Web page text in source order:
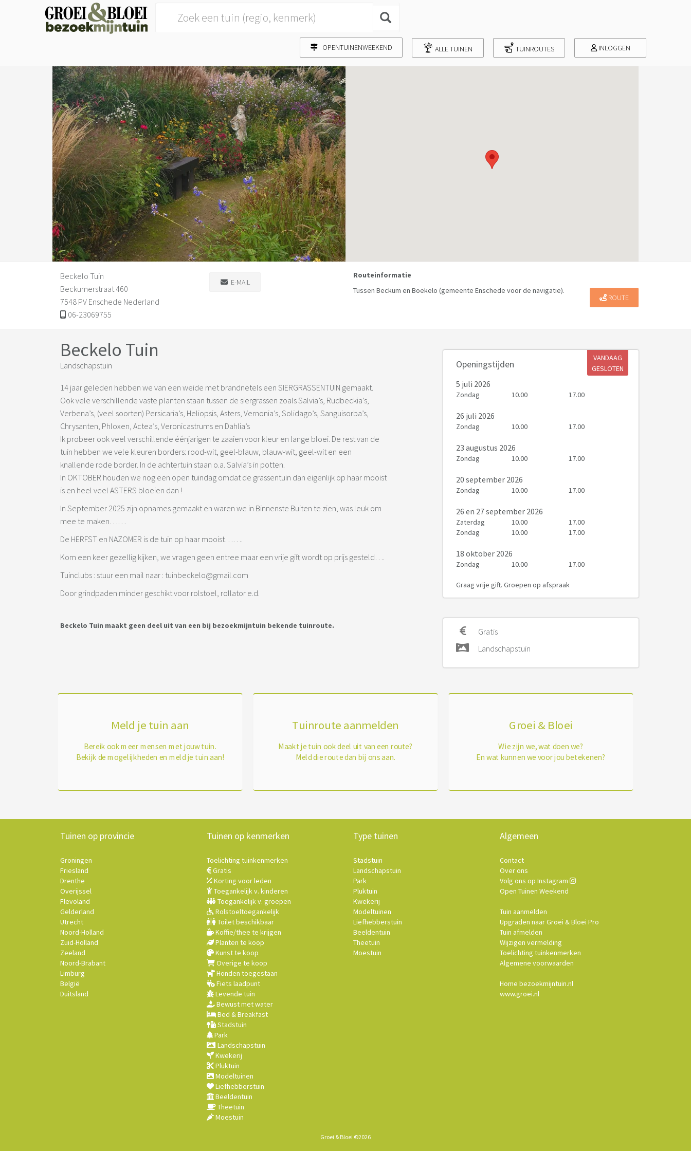
OPENTUINENWEEKEND ALLE TUINEN TUINROUTES INLOGGEN
Beckelo Tuin
Beckumerstraat 460
7548 PV Enschede Nederland
06-23069755
E-MAIL
Routeinformatie
Tussen Beckum en Boekelo (gemeente Enschede voor de navigatie).
ROUTE
Beckelo Tuin
Landschapstuin
14 jaar geleden hebben we van een weide met brandnetels een SIERGRASSENTUIN gemaakt.
Ook vele verschillende vaste planten staan tussen de siergrassen zoals Salvia’s, Rudbeckia’s,
Verbena’s, (veel soorten) Persicaria’s, Heliopsis, Asters, Vernonia’s, Solidago’s, Sanguisorba’s,
Chrysanten, Phloxen, Actea’s, Veronicastrums en Dahlia’s
Ik probeer ook veel verschillende éénjarigen te zaaien voor kleur en lange bloei. De rest van de
tuin hebben we vele kleuren borders: rood-wit, geel-blauw, blauw-wit, geel-wit en een
knallende rode border. In de achtertuin staan o.a. Salvia’s in potten.
In OKTOBER houden we nog een open tuindag omdat de grassentuin dan eigenlijk op haar mooist
is en heel veel ASTERS bloeien dan !
In September 2025 zijn opnames gemaakt en waren we in Binnenste Buiten te zien, was leuk om
mee te maken……
De HERFST en NAZOMER is de tuin op haar mooist…….
Kom een keer gezellig kijken, we vragen geen entree maar een vrije gift wordt op prijs gesteld….
Tuinclubs : stuur een mail naar : tuinbeckelo@gmail.com
Door grindpaden minder geschikt voor rolstoel, rollator e.d.
Beckelo Tuin maakt geen deel uit van een bij bezoekmijntuin bekende tuinroute.
Openingstijden
VANDAAG
GESLOTEN
5 juli 2026
Zondag 10.00 17.00
26 juli 2026
Zondag 10.00 17.00
23 augustus 2026
Zondag 10.00 17.00
20 september 2026
Zondag 10.00 17.00
26 en 27 september 2026
Zaterdag 10.00
17.00
Zondag
10.00 17.00
18 oktober 2026
Zondag 10.00 17.00
Graag vrije gift. Groepen op afspraak
Gratis
Landschapstuin
Meld je tuin aan
Bereik ook meer mensen met jouw tuin.
Bekijk de mogelijkheden en meld je tuin aan!
Tuinroute aanmelden
Maakt je tuin ook deel uit van een route?
Meld die route dan bij ons aan.
Groei & Bloei
Wie zijn we, wat doen we?
En wat kunnen we voor jou betekenen?
Tuinen op provincie
Groningen
Friesland
Drenthe
Overijssel
Flevoland
Gelderland
Utrecht
Noord-Holland
Zuid-Holland
Zeeland
Noord-Brabant
Limburg
België
Duitsland
Tuinen op kenmerken
Toelichting tuinkenmerken
Gratis
Korting voor leden
Toegankelijk v. kinderen
Toegankelijk v. groepen
Rolstoeltoegankelijk
Toilet beschikbaar
Koffie/thee te krijgen
Planten te koop
Kunst te koop
Overige te koop
Honden toegestaan
Fiets laadpunt
Levende tuin
Bewust met water
Bed & Breakfast
Stadstuin
Park
Landschapstuin
Kwekerij
Pluktuin
Modeltuinen
Liefhebberstuin
Beeldentuin
Theetuin
Moestuin
Type tuinen
Stadstuin
Landschapstuin
Park
Pluktuin
Kwekerij
Modeltuinen
Liefhebberstuin
Beeldentuin
Theetuin
Moestuin
Algemeen
Contact
Over ons
Volg ons op Instagram
Open Tuinen Weekend
Tuin aanmelden
Upgraden naar Groei & Bloei Pro
Tuin afmelden
Wijzigen vermelding
Toelichting tuinkenmerken
Algemene voorwaarden
Home bezoekmijntuin.nl
www.groei.nl
Groei & Bloei ©2026